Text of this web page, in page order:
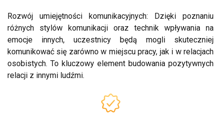
Rozwój umiejętności komunikacyjnych: Dzięki poznaniu
różnych stylów komunikacji oraz technik wpływania na
emocje innych, uczestnicy będą mogli skuteczniej
komunikować się zarówno w miejscu pracy, jak i w relacjach
osobistych. To kluczowy element budowania pozytywnych
relacji z innymi ludźmi.